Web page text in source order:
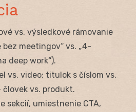
vs. výsledkové rámovanie
bez meetingov“ vs. „4-
deep work“).
vs. video; titulok s číslom vs.
vs. produkt.
sekcií, umiestnenie CTA,